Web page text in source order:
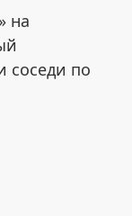
на
соседи по